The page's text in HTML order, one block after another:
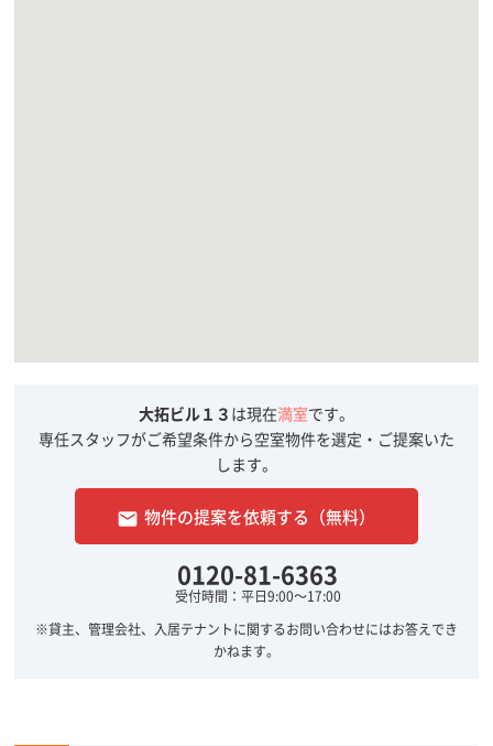
大拓ビル１３ は現在満室です。
専任スタッフがご希望条件から空室物件を選定・ご提案いた
します。
email 物件の提案を依頼する（無料）
0120-81-6363
受付時間：平日9:00～17:00
※貸主、管理会社、入居テナントに関するお問い合わせにはお答えでき
かねます。